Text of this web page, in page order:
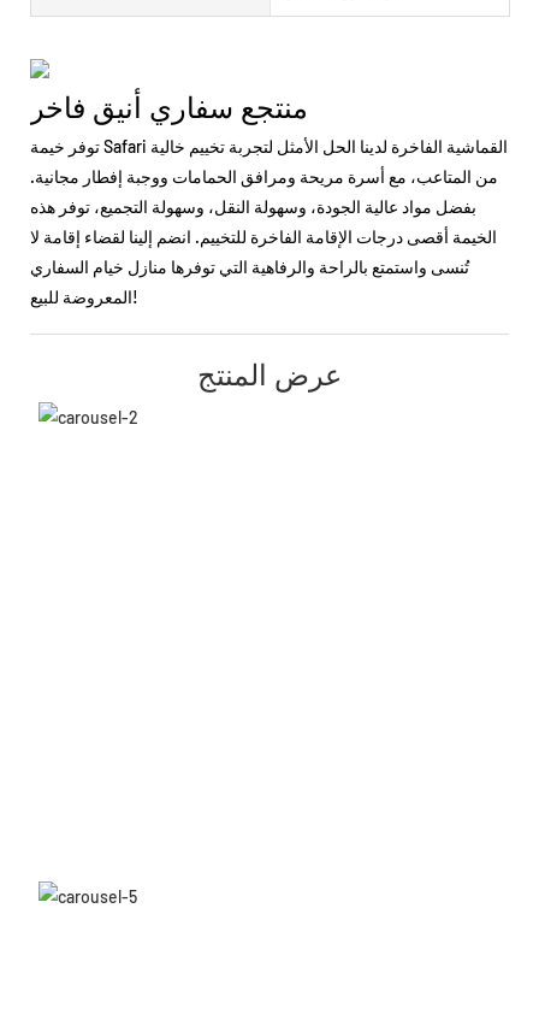
توفر خيمة Safari القماشية الفاخرة لدينا الحل الأمثل لتجربة تخييم خالية
من المتاعب، مع أسرة مريحة ومرافق الحمامات ووجبة إفطار مجانية.
بفضل مواد عالية الجودة، وسهولة النقل، وسهولة التجميع، توفر هذه
الخيمة أقصى درجات الإقامة الفاخرة للتخييم. انضم إلينا لقضاء إقامة لا
تُنسى واستمتع بالراحة والرفاهية التي توفرها منازل خيام السفاري
المعروضة للبيع!
عرض المنتج